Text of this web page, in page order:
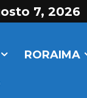
7, 2026
RORAIMA